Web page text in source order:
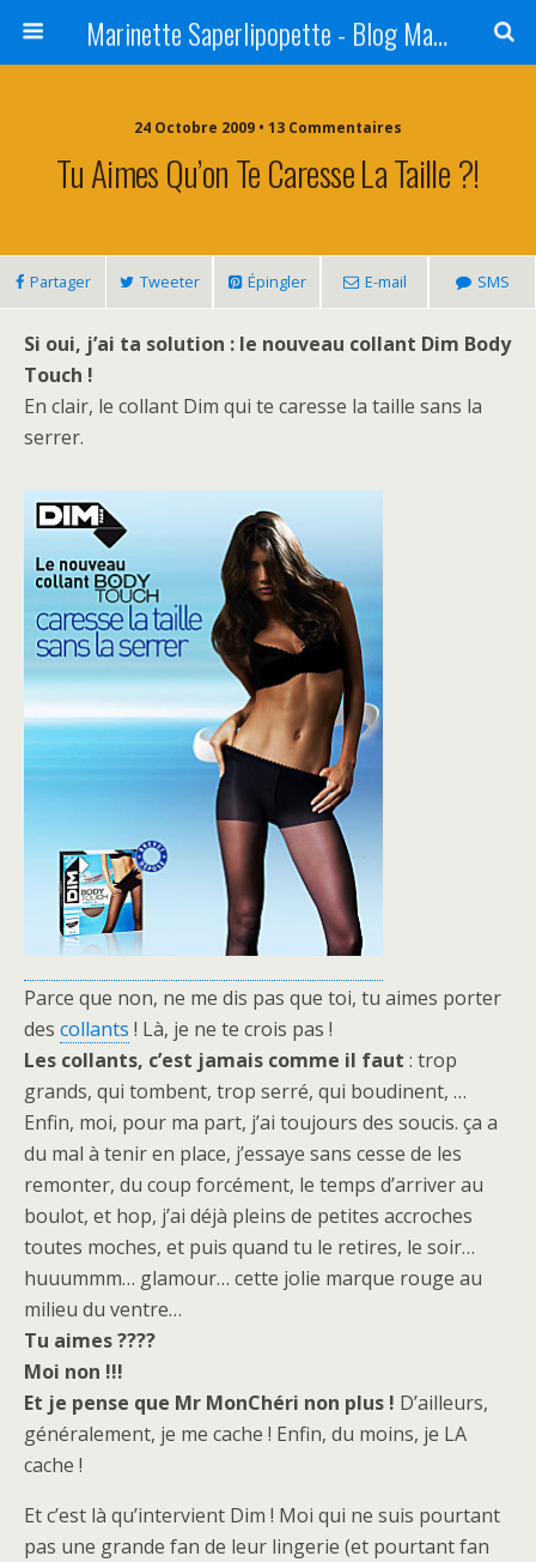
Marinette Saperlipopette - Blog Maman Angers Lifestyle - Ex Expat Montréal
24 Octobre 2009 • 13 Commentaires
Tu Aimes Qu’on Te Caresse La Taille ?!
Partager Tweeter Épingler E-mail SMS
Si oui, j’ai ta solution : le nouveau collant Dim Body
Touch !
En clair, le collant Dim qui te caresse la taille sans la
serrer.
Parce que non, ne me dis pas que toi, tu aimes porter
des collants ! Là, je ne te crois pas !
Les collants, c’est jamais comme il faut : trop
grands, qui tombent, trop serré, qui boudinent, …
Enfin, moi, pour ma part, j’ai toujours des soucis. ça a
du mal à tenir en place, j’essaye sans cesse de les
remonter, du coup forcément, le temps d’arriver au
boulot, et hop, j’ai déjà pleins de petites accroches
toutes moches, et puis quand tu le retires, le soir…
huuummm… glamour… cette jolie marque rouge au
milieu du ventre…
Tu aimes ????
Moi non !!!
Et je pense que Mr MonChéri non plus ! D’ailleurs,
généralement, je me cache ! Enfin, du moins, je LA
cache !
Et c’est là qu’intervient Dim ! Moi qui ne suis pourtant
pas une grande fan de leur lingerie (et pourtant fan